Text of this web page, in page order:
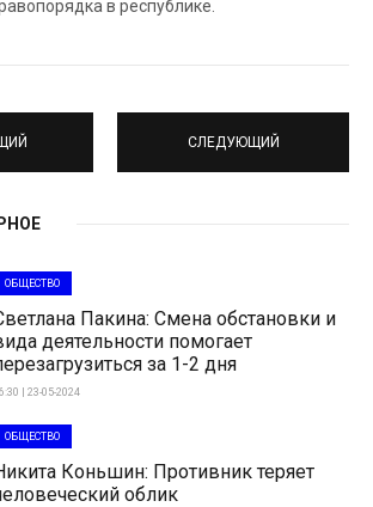
в республике.
СЛЕДУЮЩИЙ
ОБЩЕСТВО
Пакина: Смена обстановки и
деятельности помогает
за 1-2 дня
| 23-05-2024
ОБЩЕСТВО
Коньшин: Противник теряет
облик